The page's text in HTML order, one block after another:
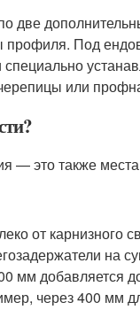
две
профиля. Под
или
— это также
от карнизного
на
мм добавляется
через 400 мм